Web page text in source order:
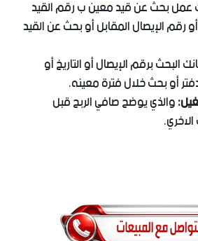
عمل بحث عن قيد معين ب رقم القيد
رقم الإيصال المقابل أو بحث عن القيد
البحث برقم الإيصال أو التاريخ أو
أو بحث خلال فترة معينه.
والذي يوضح صافي الربح قبل